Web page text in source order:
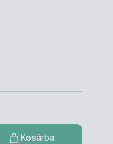
Kosárba